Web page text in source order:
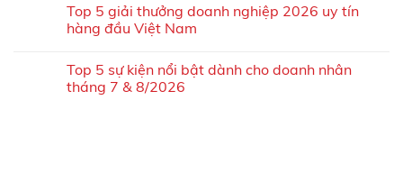
Top 5 giải thưởng doanh nghiệp 2026 uy tín
hàng đầu Việt Nam
Top 5 sự kiện nổi bật dành cho doanh nhân
tháng 7 & 8/2026